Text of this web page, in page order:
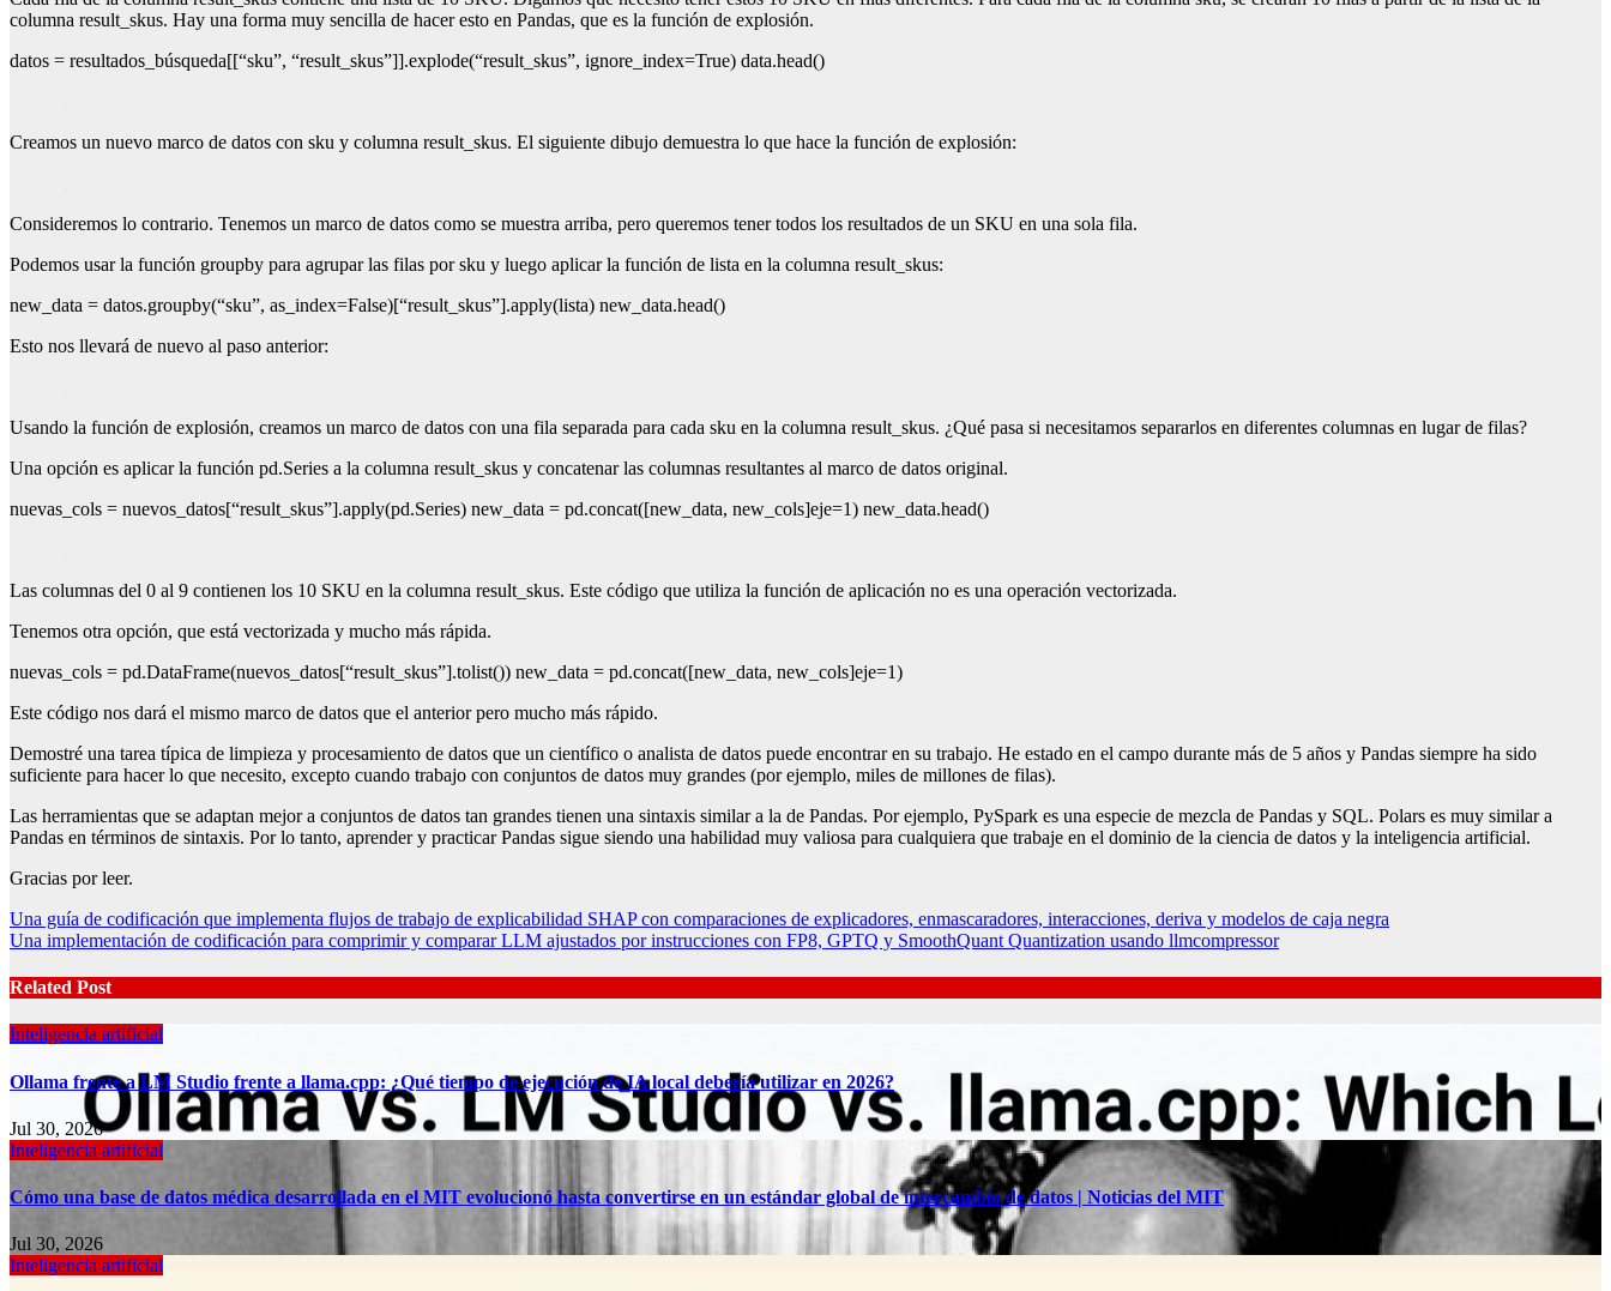
columna result_skus. Hay una forma muy sencilla de hacer esto en Pandas, que es la función de explosión.
datos = resultados_búsqueda[[“sku”, “result_skus”]].explode(“result_skus”, ignore_index=True) data.head()
Creamos un nuevo marco de datos con sku y columna result_skus. El siguiente dibujo demuestra lo que hace la función de explosión:
Consideremos lo contrario. Tenemos un marco de datos como se muestra arriba, pero queremos tener todos los resultados de un SKU en una sola fila.
Podemos usar la función groupby para agrupar las filas por sku y luego aplicar la función de lista en la columna result_skus:
new_data = datos.groupby(“sku”, as_index=False)[“result_skus”].apply(lista) new_data.head()
Esto nos llevará de nuevo al paso anterior:
Usando la función de explosión, creamos un marco de datos con una fila separada para cada sku en la columna result_skus. ¿Qué pasa si necesitamos separarlos en diferentes columnas en lugar de filas?
Una opción es aplicar la función pd.Series a la columna result_skus y concatenar las columnas resultantes al marco de datos original.
nuevas_cols = nuevos_datos[“result_skus”].apply(pd.Series) new_data = pd.concat([new_data, new_cols]eje=1) new_data.head()
Las columnas del 0 al 9 contienen los 10 SKU en la columna result_skus. Este código que utiliza la función de aplicación no es una operación vectorizada.
Tenemos otra opción, que está vectorizada y mucho más rápida.
nuevas_cols = pd.DataFrame(nuevos_datos[“result_skus”].tolist()) new_data = pd.concat([new_data, new_cols]eje=1)
Este código nos dará el mismo marco de datos que el anterior pero mucho más rápido.
Demostré una tarea típica de limpieza y procesamiento de datos que un científico o analista de datos puede encontrar en su trabajo. He estado en el campo durante más de 5 años y Pandas siempre ha sido
suficiente para hacer lo que necesito, excepto cuando trabajo con conjuntos de datos muy grandes (por ejemplo, miles de millones de filas).
Las herramientas que se adaptan mejor a conjuntos de datos tan grandes tienen una sintaxis similar a la de Pandas. Por ejemplo, PySpark es una especie de mezcla de Pandas y SQL. Polars es muy similar a
Pandas en términos de sintaxis. Por lo tanto, aprender y practicar Pandas sigue siendo una habilidad muy valiosa para cualquiera que trabaje en el dominio de la ciencia de datos y la inteligencia artificial.
Gracias por leer.
Post
navigation
Una guía de codificación que implementa flujos de trabajo de explicabilidad SHAP con comparaciones de explicadores, enmascaradores, interacciones, deriva y modelos de caja negra
Una implementación de codificación para comprimir y comparar LLM ajustados por instrucciones con FP8, GPTQ y SmoothQuant Quantization usando llmcompressor
Related Post
Inteligencia artificial
Ollama frente a LM Studio frente a llama.cpp: ¿Qué tiempo de ejecución de IA local debería utilizar en 2026?
Jul 30, 2026
Inteligencia artificial
Cómo una base de datos médica desarrollada en el MIT evolucionó hasta convertirse en un estándar global de intercambio de datos | Noticias del MIT
Jul 30, 2026
Inteligencia artificial